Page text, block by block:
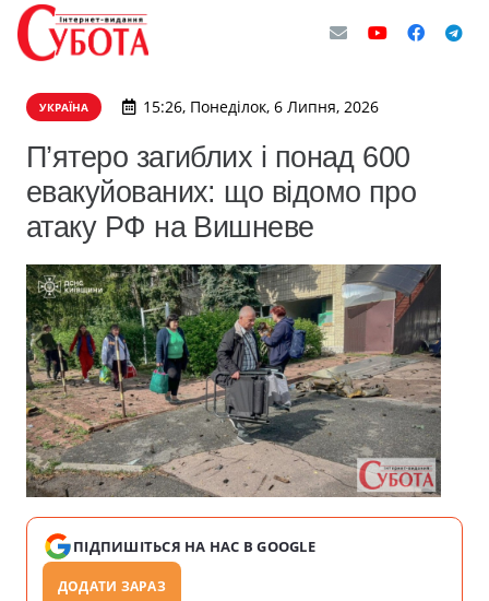
УКРАЇНА 15:26, Понеділок, 6 Липня, 2026
П’ятеро загиблих і понад 600
евакуйованих: що відомо про
атаку РФ на Вишневе
ПІДПИШІТЬСЯ НА НАС В GOOGLE
ДОДАТИ ЗАРАЗ